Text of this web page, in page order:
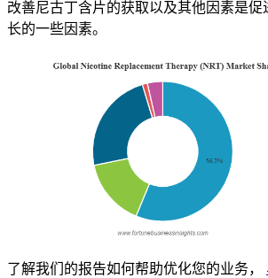
改善尼古丁含片的获取以及其他因素是促
长的一些因素。
了解我们的报告如何帮助优化您的业务，